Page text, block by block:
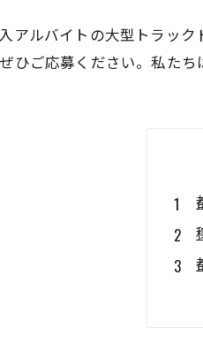
アルバイトの大型トラッ
ひご応募ください。私た